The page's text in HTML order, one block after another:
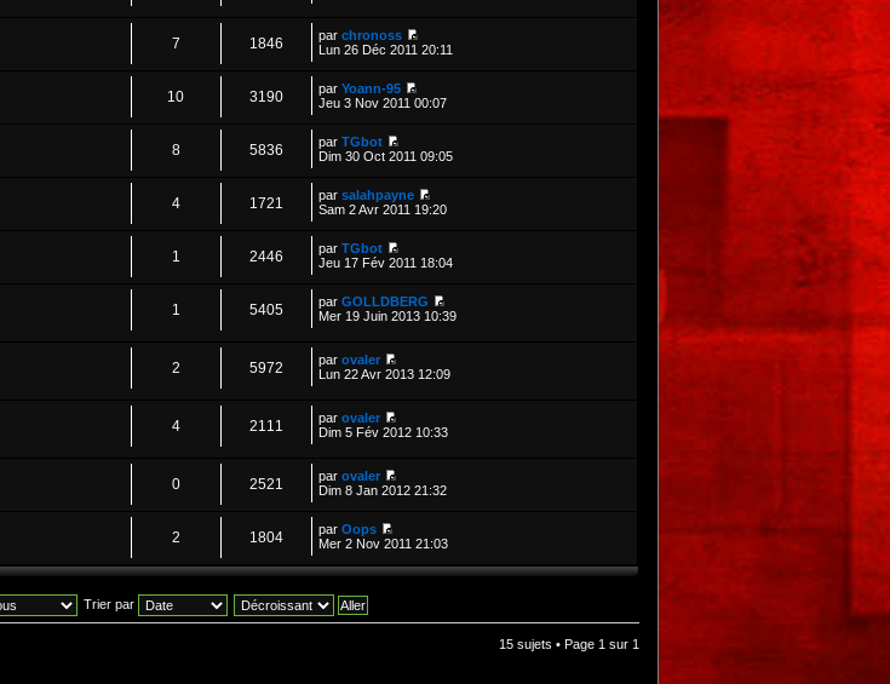
7 1846 par chronoss
Lun 26 Déc 2011 20:11
10 3190 par Yoann-95
Jeu 3 Nov 2011 00:07
8 5836 par TGbot
Dim 30 Oct 2011 09:05
4 1721 par salahpayne
Sam 2 Avr 2011 19:20
1 2446 par TGbot
Jeu 17 Fév 2011 18:04
1 5405 par GOLLDBERG
Mer 19 Juin 2013 10:39
2 5972 par ovaler
Lun 22 Avr 2013 12:09
4 2111 par ovaler
Dim 5 Fév 2012 10:33
0 2521 par ovaler
Dim 8 Jan 2012 21:32
2 1804 par Oops
Mer 2 Nov 2011 21:03
Trier par
15 sujets • Page 1 sur 1